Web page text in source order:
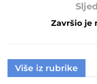
Završio je
Više iz rubrike